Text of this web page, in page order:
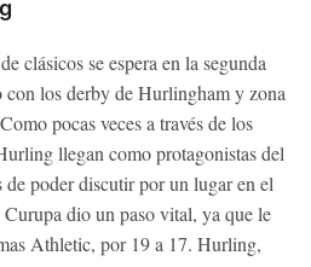
clásicos se espera en la segunda
los derby de Hurlingham y zona
pocas veces a través de los
llegan como protagonistas del
de poder discutir por un lugar en el
dio un paso vital, ya que le
Athletic, por 19 a 17. Hurling,